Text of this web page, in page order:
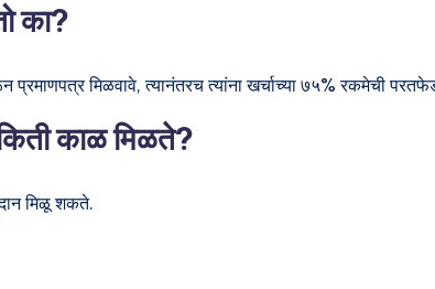
का?
मिळवावे, त्यानंतरच त्यांना खर्चाच्या ७५% रकमेची
काळ मिळते?
मिळू शकते.